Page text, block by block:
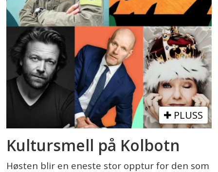
PLUSS
Kultursmell på Kolbotn
Høsten blir en eneste stor opptur for den som